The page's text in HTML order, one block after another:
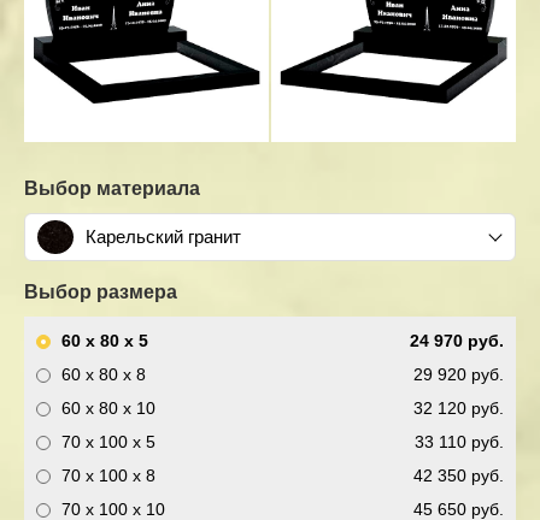
Выбор материала
Карельский гранит
Выбор размера
24 970 руб.
60 x 80 x 5
29 920 руб.
60 x 80 x 8
32 120 руб.
60 x 80 x 10
33 110 руб.
70 x 100 x 5
42 350 руб.
70 x 100 x 8
45 650 руб.
70 x 100 x 10